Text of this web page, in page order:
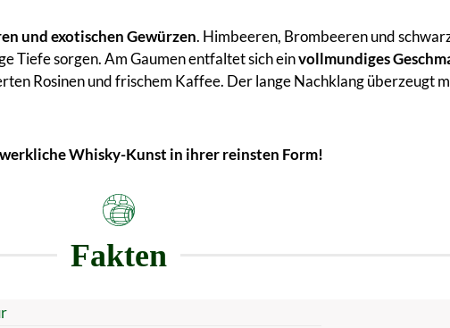
und exotischen Gewürzen. Himbeeren, Brombeeren und
Tiefe sorgen. Am Gaumen entfaltet sich einvollmundiges
Rosinen und frischem Kaffee. Der lange Nachklang überzeugt
Whisky-Kunst in ihrer reinsten Form!
Fakten